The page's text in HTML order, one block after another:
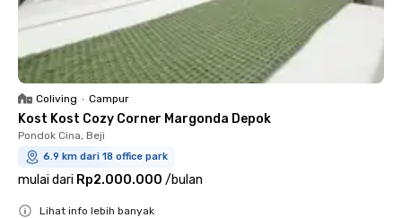
Coliving • Campur
Kost Kost Cozy Corner Margonda Depok
Pondok Cina, Beji
6.9 km dari 18 office park
mulai dari Rp2.000.000 /bulan
Lihat info lebih banyak